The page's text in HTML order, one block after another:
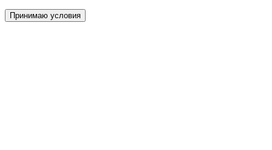
Принимаю условия